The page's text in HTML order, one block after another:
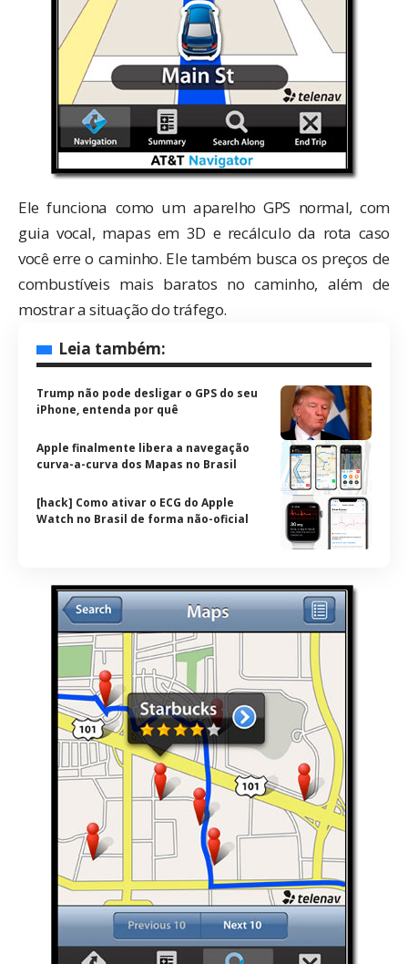
Ele funciona como um aparelho GPS normal, com
guia vocal, mapas em 3D e recálculo da rota caso
você erre o caminho. Ele também busca os preços de
combustíveis mais baratos no caminho, além de
mostrar a situação do tráfego.
Leia também:
Trump não pode desligar o GPS do seu
iPhone, entenda por quê
Apple finalmente libera a navegação
curva-a-curva dos Mapas no Brasil
[hack] Como ativar o ECG do Apple
Watch no Brasil de forma não-oficial